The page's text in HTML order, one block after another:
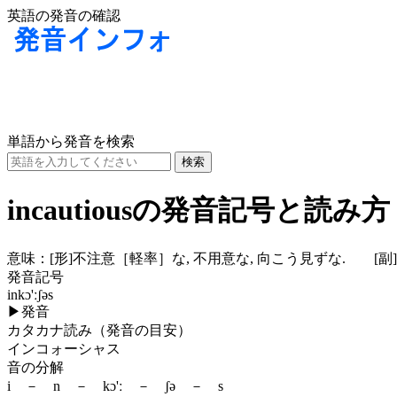
英語の発音の確認
単語から発音を検索
incautiousの発音記号と読み方
意味： [形]不注意［軽率］な, 不用意な, 向こう見ずな. [副]
発音記号
inkɔ'ːʃəs
▶発音
カタカナ読み（発音の目安）
インコォーシャス
音の分解
i － n － kɔ'ː － ʃə － s